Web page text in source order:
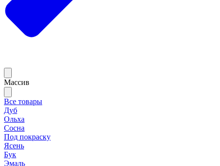
Массив
Все товары
Дуб
Ольха
Сосна
Под покраску
Ясень
Бук
Эмаль